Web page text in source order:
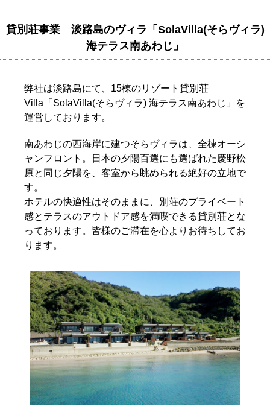
貸別荘事業 淡路島のヴィラ「SolaVilla(そらヴィラ)
海テラス南あわじ」
弊社は淡路島にて、15棟のリゾート貸別荘
Villa「SolaVilla(そらヴィラ) 海テラス南あわじ」を
運営しております。
南あわじの西海岸に建つそらヴィラは、全棟オーシ
ャンフロント。日本の夕陽百選にも選ばれた慶野松
原と同じ夕陽を、客室から眺められる絶好の立地で
す。
ホテルの快適性はそのままに、別荘のプライベート
感とテラスのアウトドア感を満喫できる貸別荘とな
っております。皆様のご滞在を心よりお待ちしてお
ります。